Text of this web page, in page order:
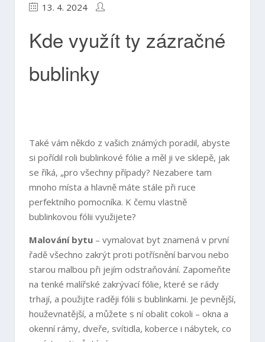
13. 4. 2024
Kde využít ty zázračné
bublinky
Také vám někdo z vašich známých poradil, abyste
si pořídil roli bublinkové fólie a měl ji ve sklepě, jak
se říká, „pro všechny případy? Nezabere tam
mnoho místa a hlavně máte stále při ruce
perfektního pomocníka. K čemu vlastně
bublinkovou fólii využijete?
Malování bytu – vymalovat byt znamená v první
řadě všechno zakrýt proti potřísnění barvou nebo
starou malbou při jejím odstraňování. Zapomeňte
na tenké malířské zakrývací fólie, které se rády
trhají, a použijte raději fólii s bublinkami. Je pevnější,
houževnatější, a můžete s ní obalit cokoli – okna a
okenní rámy, dveře, svítidla, koberce i nábytek, co